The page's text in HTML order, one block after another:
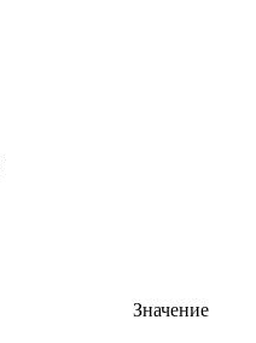
Значение